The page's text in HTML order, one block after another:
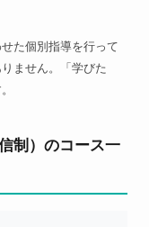
た個別指導を行って
ません。「学びた
制）のコース一